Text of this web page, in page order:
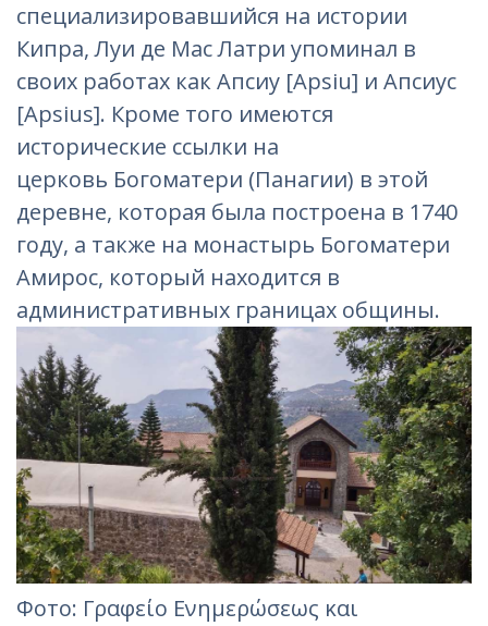
специализировавшийся на истории
Кипра, Луи де Мас Латри упоминал в
своих работах как Апсиу [Apsiu] и Апсиус
[Apsius]. Кроме того имеются
исторические ссылки на
церковь Богоматери (Панагии) в этой
деревне, которая была построена в 1740
году, а также на монастырь Богоматери
Амирос, который находится в
административных границах общины.
Фотo: Γραφείο Ενημερώσεως και